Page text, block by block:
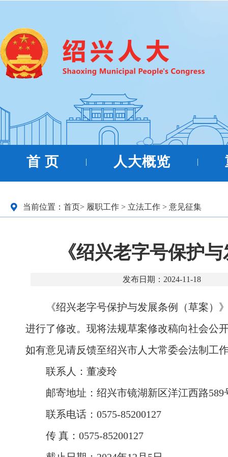
首 页 | 人大概览 |
当前位置： 首页> 履职工作 > 立法工作 > 意见征集
《绍兴老字号保护
发布日期：2024-11-18
《绍兴老字号保护与发展条例（草案
进行了修改。现将法规草案修改稿向社会公
如有意见请反馈至绍兴市人大常委会法制工
联系人：董凌玲
邮寄地址：绍兴市镜湖新区洋江西路
联系电话：0575-85200127
传 真：0575-85200127